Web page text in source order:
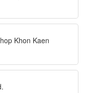
Khon Kaen